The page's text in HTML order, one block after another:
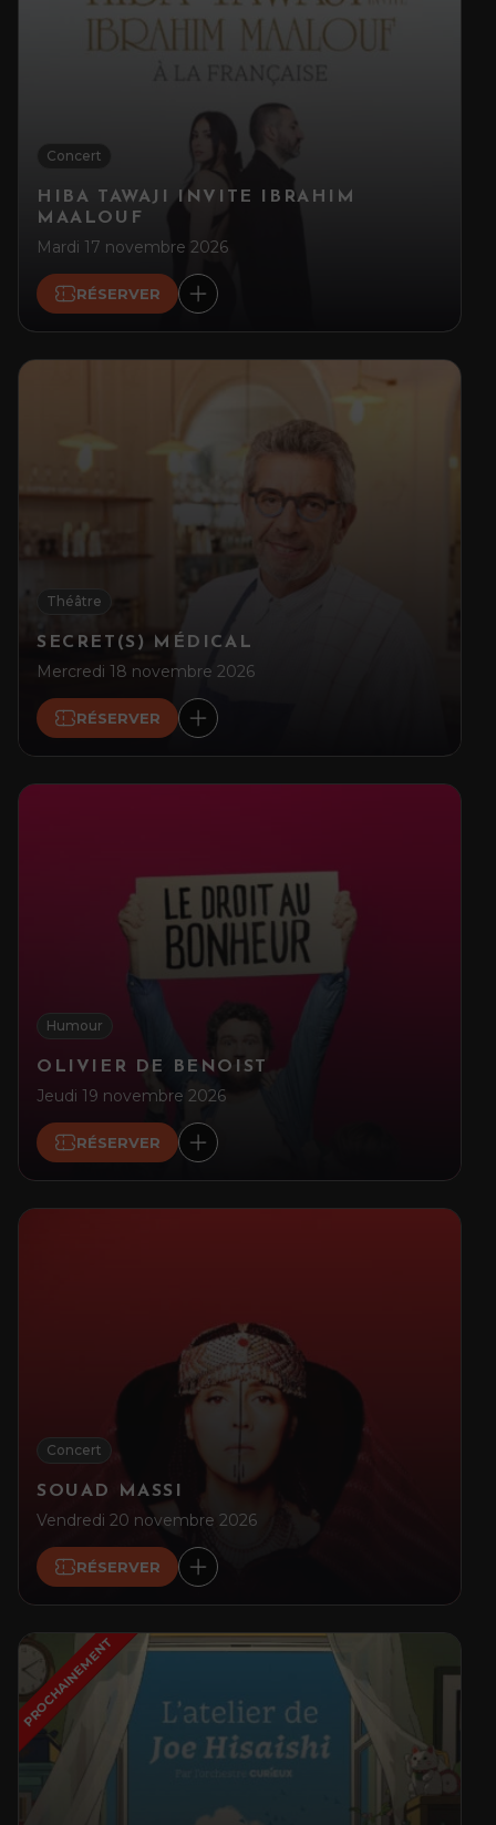
Concert
HIBA TAWAJI INVITE IBRAHIM
MAALOUF
Mardi 17 novembre 2026
RÉSERVER
Théâtre
SECRET(S) MÉDICAL
Mercredi 18 novembre 2026
RÉSERVER
Humour
OLIVIER DE BENOIST
Jeudi 19 novembre 2026
RÉSERVER
Concert
SOUAD MASSI
Vendredi 20 novembre 2026
RÉSERVER
PROCHAINEMENT